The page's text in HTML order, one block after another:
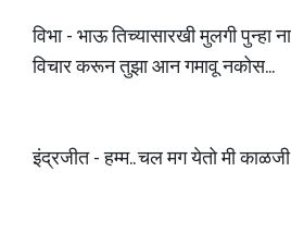
विभा - भाऊ तिच्यासारखी मुलगी पुन्हा
विचार करून तुझा आन गमावू नकोस...
इंद्रजीत - हम्म.. चल मग येतो मी